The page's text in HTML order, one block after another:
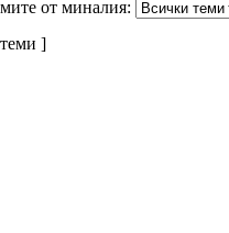
от миналия:
]